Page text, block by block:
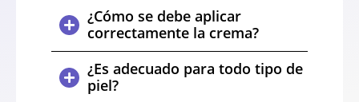
¿Cómo se debe aplicar
correctamente la crema?
¿Es adecuado para todo tipo de
piel?